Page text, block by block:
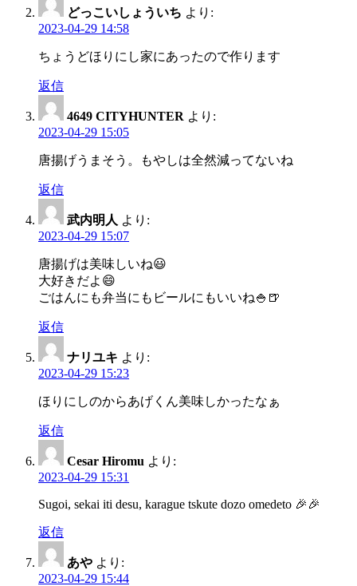
どっこいしょういち より:
2023-04-29 14:58
ちょうどほりにし家にあったので作ります
返信
4649 CITYHUNTER より:
2023-04-29 15:05
唐揚げうまそう。もやしは全然減ってないね
返信
武内明人 より:
2023-04-29 15:07
唐揚げは美味しいね😃
大好きだよ😄
ごはんにも弁当にもビールにもいいね🍚🍺
返信
ナリユキ より:
2023-04-29 15:23
ほりにしのからあげくん美味しかったなぁ
返信
Cesar Hiromu より:
2023-04-29 15:31
Sugoi, sekai iti desu, karague tskute dozo omedeto 🎉🎉
返信
あや より:
2023-04-29 15:44